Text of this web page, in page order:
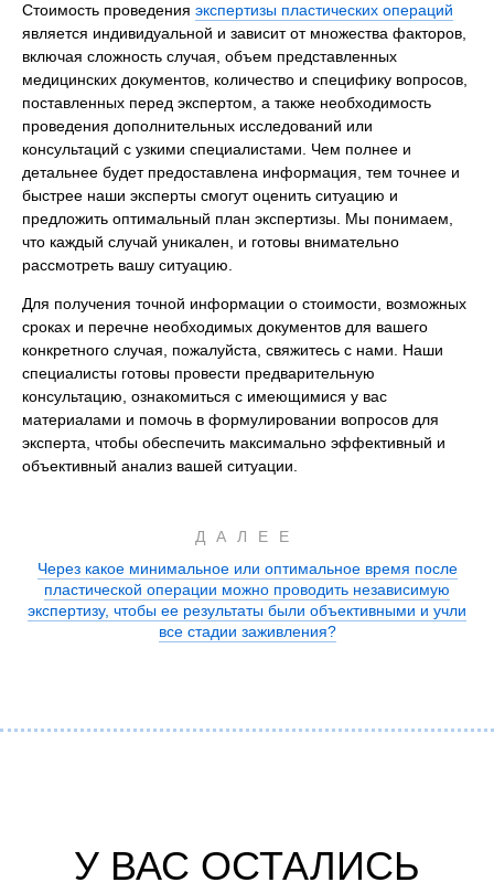
Стоимость проведения экспертизы пластических операций
является индивидуальной и зависит от множества факторов,
включая сложность случая, объем представленных
медицинских документов, количество и специфику вопросов,
поставленных перед экспертом, а также необходимость
проведения дополнительных исследований или
консультаций с узкими специалистами. Чем полнее и
детальнее будет предоставлена информация, тем точнее и
быстрее наши эксперты смогут оценить ситуацию и
предложить оптимальный план экспертизы. Мы понимаем,
что каждый случай уникален, и готовы внимательно
рассмотреть вашу ситуацию.
Для получения точной информации о стоимости, возможных
сроках и перечне необходимых документов для вашего
конкретного случая, пожалуйста, свяжитесь с нами. Наши
специалисты готовы провести предварительную
консультацию, ознакомиться с имеющимися у вас
материалами и помочь в формулировании вопросов для
эксперта, чтобы обеспечить максимально эффективный и
объективный анализ вашей ситуации.
ДАЛЕЕ
Через какое минимальное или оптимальное время после
пластической операции можно проводить независимую
экспертизу, чтобы ее результаты были объективными и учли
все стадии заживления?
У ВАС ОСТАЛИСЬ